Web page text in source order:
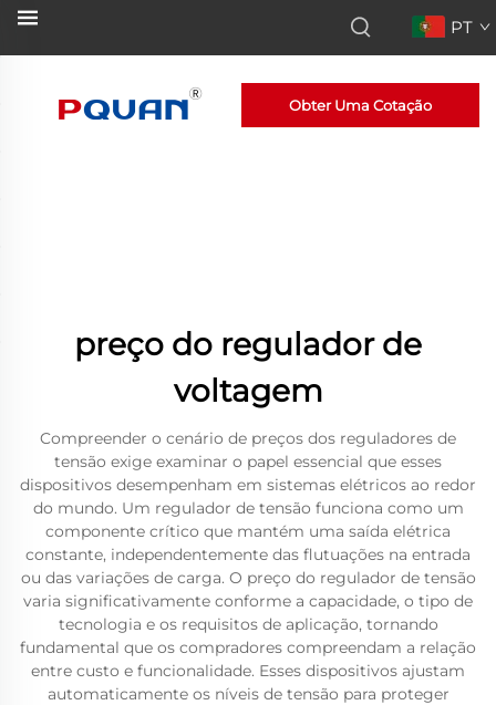
PT
Obter Uma Cotação
preço do regulador de
voltagem
Compreender o cenário de preços dos reguladores de
tensão exige examinar o papel essencial que esses
dispositivos desempenham em sistemas elétricos ao redor
do mundo. Um regulador de tensão funciona como um
componente crítico que mantém uma saída elétrica
constante, independentemente das flutuações na entrada
ou das variações de carga. O preço do regulador de tensão
varia significativamente conforme a capacidade, o tipo de
tecnologia e os requisitos de aplicação, tornando
fundamental que os compradores compreendam a relação
entre custo e funcionalidade. Esses dispositivos ajustam
automaticamente os níveis de tensão para proteger